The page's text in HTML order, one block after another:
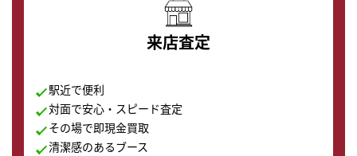
来店査定
駅近で便利
対面で安心・スピード査定
その場で即現金買取
清潔感のあるブース